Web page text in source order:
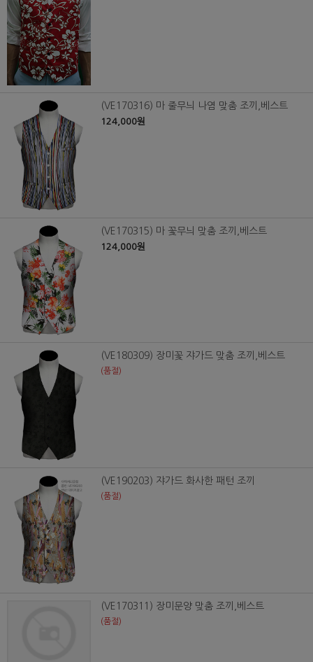
(VE170316) 마 줄무늬 나염 맞춤 조끼,베스트
124,000원
(VE170315) 마 꽃무늬 맞춤 조끼,베스트
124,000원
(VE180309) 장미꽃 쟈가드 맞춤 조끼,베스트
(품절)
(VE190203) 쟈가드 화사한 패턴 조끼
(품절)
(VE170311) 장미문양 맞춤 조끼,베스트
(품절)